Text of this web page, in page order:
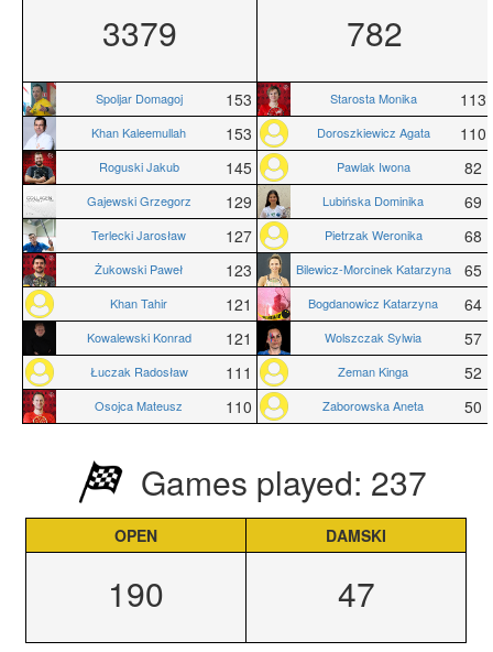
3379
Spoljar Domagoj 153
Khan Kaleemullah 153
Roguski Jakub 145
Gajewski Grzegorz 129
Terlecki Jarosław 127
Żukowski Paweł 123
Khan Tahir 121
Kowalewski Konrad 121
Łuczak Radosław 111
Osojca Mateusz 110
782
Starosta Monika 113
Doroszkiewicz Agata 110
Pawlak Iwona 82
Lubińska Dominika 69
Pietrzak Weronika 68
Bilewicz-Morcinek Katarzyna 65
Bogdanowicz Katarzyna 64
Wolszczak Sylwia 57
Zeman Kinga 52
Zaborowska Aneta 50
Games played: 237
OPEN DAMSKI
190 47